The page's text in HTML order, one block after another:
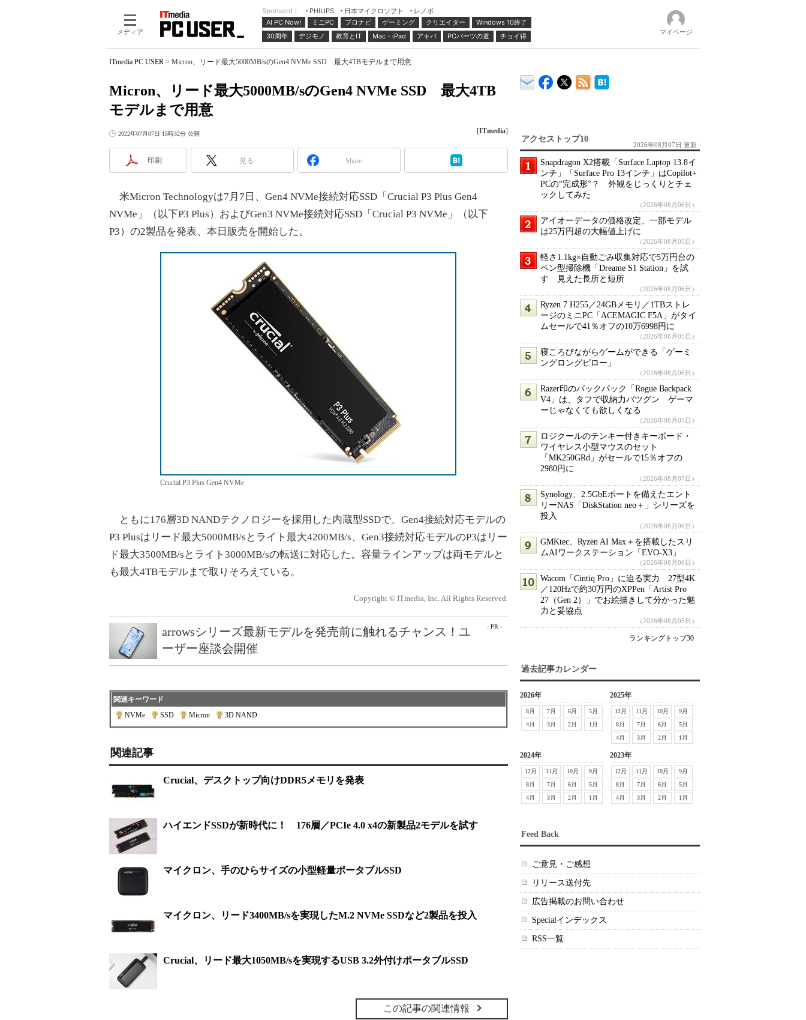
メディア
Sponsord｜ PHILIPS 日本マイクロソフト
レノボ
AI PC Now!
ミニPC プロナビ ゲーミング クリエイター
Windows 10終了
30周年
デジモノ 教育とIT Mac・iPad アキバ PCパーツの道 チョイ得 マイページ
ITmedia PC USER > Micron、リード最大5000MB/sのGen4 NVMe SSD 最大4TBモデルまで用意
Micron、リード最大5000MB/sのGen4 NVMe SSD 最大4TB
モデルまで用意
2022年07月07日 15時32分 公開 [ITmedia]
印刷 見る Share
米Micron Technologyは7月7日、Gen4 NVMe接続対応SSD「Crucial P3 Plus Gen4
NVMe」（以下P3 Plus）およびGen3 NVMe接続対応SSD「Crucial P3 NVMe」（以下
P3）の2製品を発表、本日販売を開始した。
Crucial P3 Plus Gen4 NVMe
ともに176層3D NANDテクノロジーを採用した内蔵型SSDで、Gen4接続対応モデルの
P3 Plusはリード最大5000MB/sとライト最大4200MB/s、Gen3接続対応モデルのP3はリー
ド最大3500MB/sとライト3000MB/sの転送に対応した。容量ラインアップは両モデルと
も最大4TBモデルまで取りそろえている。
Copyright © ITmedia, Inc. All Rights Reserved.
- PR -
arrowsシリーズ最新モデルを発売前に触れるチャンス！ユ
ーザー座談会開催
関連キーワード
NVMe
SSD Micron 3D NAND
関連記事
Crucial、デスクトップ向けDDR5メモリを発表
ハイエンドSSDが新時代に！ 176層／PCIe 4.0 x4の新製品2モデルを試す
マイクロン、手のひらサイズの小型軽量ポータブルSSD
マイクロン、リード3400MB/sを実現したM.2 NVMe SSDなど2製品を投入
Crucial、リード最大1050MB/sを実現するUSB 3.2外付けポータブルSSD
この記事の関連情報
アクセストップ10
2026年08月07日 更新
Snapdragon X2搭載「Surface Laptop 13.8イ
ンチ」「Surface Pro 13インチ」はCopilot+
PCの“完成形”？ 外観をじっくりとチェ
ックしてみた
（2026年08月06日）
アイオーデータの価格改定、一部モデル
は25万円超の大幅値上げに
（2026年08月05日）
軽さ1.1kg×自動ごみ収集対応で5万円台の
ペン型掃除機「Dreame S1 Station」を試
す 見えた長所と短所
（2026年08月06日）
Ryzen 7 H255／24GBメモリ／1TBストレ
ージのミニPC「ACEMAGIC F5A」がタイ
ムセールで41％オフの10万6998円に
（2026年08月05日）
寝ころびながらゲームができる「ゲーミ
ングロングピロー」
（2026年08月06日）
Razer印のバックパック「Rogue Backpack
V4」は、タフで収納力バツグン ゲーマ
ーじゃなくても欲しくなる
（2026年08月05日）
ロジクールのテンキー付きキーボード・
ワイヤレス小型マウスのセット
「MK250GRd」がセールで15％オフの
2980円に
（2026年08月07日）
Synology、2.5GbEポートを備えたエント
リーNAS「DiskStation neo＋」シリーズを
投入
（2026年08月06日）
GMKtec、Ryzen AI Max＋を搭載したスリ
ムAIワークステーション「EVO-X3」
（2026年08月06日）
Wacom「Cintiq Pro」に迫る実力 27型4K
／120Hzで約30万円のXPPen「Artist Pro
27（Gen 2）」でお絵描きして分かった魅
力と妥協点
（2026年08月05日）
ランキングトップ30
過去記事カレンダー
2026年
8月 7月 6月
5月
4月
3月 2月 1月
2025年
12月 11月 10月
9月
8月
7月 6月
5月
4月
3月 2月 1月
2024年
12月 11月 10月
9月
8月
7月 6月
5月
4月
3月 2月 1月
2023年
12月 11月 10月
9月
8月
7月 6月
5月
4月
3月 2月 1月
Feed Back
ご意見・ご感想
リリース送付先
広告掲載のお問い合わせ
Specialインデックス
RSS一覧